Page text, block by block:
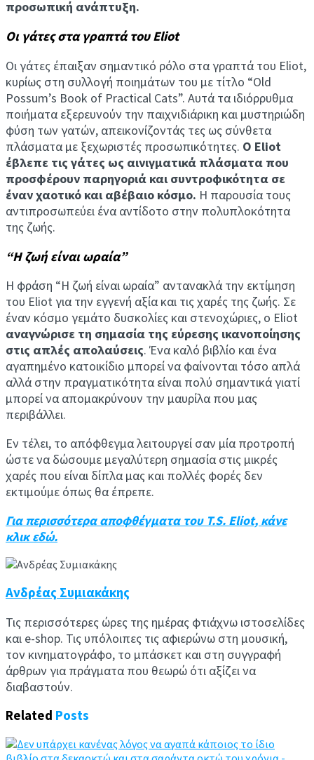
προσωπική ανάπτυξη.
Οι γάτες στα γραπτά του Eliot
Οι γάτες έπαιξαν σημαντικό ρόλο στα γραπτά του Eliot,
κυρίως στη συλλογή ποιημάτων του με τίτλο “Old
Possum’s Book of Practical Cats”. Αυτά τα ιδιόρρυθμα
ποιήματα εξερευνούν την παιχνιδιάρικη και μυστηριώδη
φύση των γατών, απεικονίζοντάς τες ως σύνθετα
πλάσματα με ξεχωριστές προσωπικότητες. Ο Eliot
έβλεπε τις γάτες ως αινιγματικά πλάσματα που
προσφέρουν παρηγοριά και συντροφικότητα σε
έναν χαοτικό και αβέβαιο κόσμο. Η παρουσία τους
αντιπροσωπεύει ένα αντίδοτο στην πολυπλοκότητα
της ζωής.
“Η ζωή είναι ωραία”
Η φράση “Η ζωή είναι ωραία” αντανακλά την εκτίμηση
του Eliot για την εγγενή αξία και τις χαρές της ζωής. Σε
έναν κόσμο γεμάτο δυσκολίες και στενοχώριες, ο Eliot
αναγνώρισε τη σημασία της εύρεσης ικανοποίησης
στις απλές απολαύσεις. Ένα καλό βιβλίο και ένα
αγαπημένο κατοικίδιο μπορεί να φαίνονται τόσο απλά
αλλά στην πραγματικότητα είναι πολύ σημαντικά γιατί
μπορεί να απομακρύνουν την μαυρίλα που μας
περιβάλλει.
Εν τέλει, το απόφθεγμα λειτουργεί σαν μία προτροπή
ώστε να δώσουμε μεγαλύτερη σημασία στις μικρές
χαρές που είναι δίπλα μας και πολλές φορές δεν
εκτιμούμε όπως θα έπρεπε.
Για περισσότερα αποφθέγματα του T.S. Eliot, κάνε
κλικ εδώ.
Ανδρέας Συμιακάκης
Τις περισσότερες ώρες της ημέρας φτιάχνω ιστοσελίδες
και e-shop. Τις υπόλοιπες τις αφιερώνω στη μουσική,
τον κινηματογράφο, το μπάσκετ και στη συγγραφή
άρθρων για πράγματα που θεωρώ ότι αξίζει να
διαβαστούν.
Related Posts